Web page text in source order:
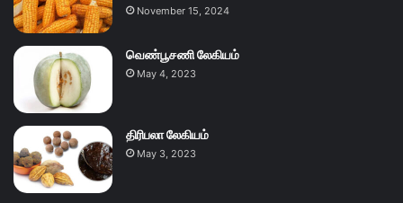
November 15, 2024
வெண்பூசணி லேகியம்
May 4, 2023
திரிபலா லேகியம்
May 3, 2023